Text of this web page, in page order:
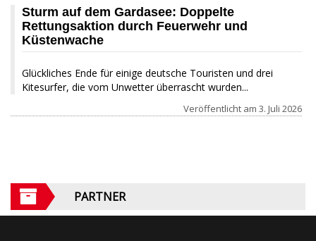
Sturm auf dem Gardasee: Doppelte
Rettungsaktion durch Feuerwehr und
Küstenwache
Glückliches Ende für einige deutsche Touristen und drei
Kitesurfer, die vom Unwetter überrascht wurden...
Veröffentlicht am 3. Juli 2026
PARTNER